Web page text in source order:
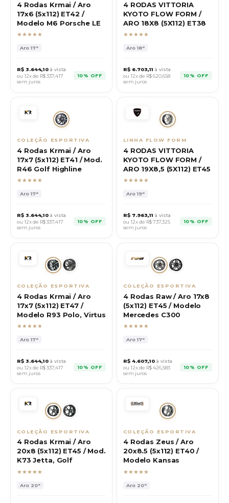
4 Rodas Krmai / Aro
17x6 (5x112) ET42 /
Modelo M6 Porsche LE
★★★★★
Aro17"
R$ 3.644,10 à vista
ou 12x de R$337,417
sem juros
10% OFF
4 RODAS VITTORIA
KYOTO FLOW FORM /
ARO 18X8 (5X112) ET38
★★★★★
Aro18"
R$ 6.703,11 à vista
ou 12x de R$620,658
sem juros
10% OFF
COLEÇÃO ESPORTIVA
4 Rodas Krmai / Aro
17x7 (5x112) ET41 / Mod.
R46 Golf Highline
★★★★★
Aro17"
R$ 3.644,10 à vista
ou 12x de R$337,417
sem juros
10% OFF
LINHA FLOW FORM
4 RODAS VITTORIA
KYOTO FLOW FORM /
ARO 19X8,5 (5X112) ET45
★★★★★
Aro19"
R$ 7.963,11 à vista
ou 12x de R$737,325
sem juros
10% OFF
COLEÇÃO ESPORTIVA
4 Rodas Krmai / Aro
17x7 (5x112) ET47 /
Modelo R93 Polo, Virtus
★★★★★
Aro17"
R$ 3.644,10 à vista
ou 12x de R$337,417
sem juros
10% OFF
COLEÇÃO ESPORTIVA
4 Rodas Raw / Aro 17x8
(5x112) ET45 / Modelo
Mercedes C300
★★★★★
Aro17"
R$ 4.607,10 à vista
ou 12x de R$426,583
sem juros
10% OFF
COLEÇÃO ESPORTIVA
4 Rodas Krmai / Aro
20x8 (5x112) ET45 / Mod.
K73 Jetta, Golf
★★★★★
Aro 20"
COLEÇÃO ESPORTIVA
4 Rodas Zeus / Aro
20x8.5 (5x112) ET40 /
Modelo Kansas
★★★★★
Aro 20"